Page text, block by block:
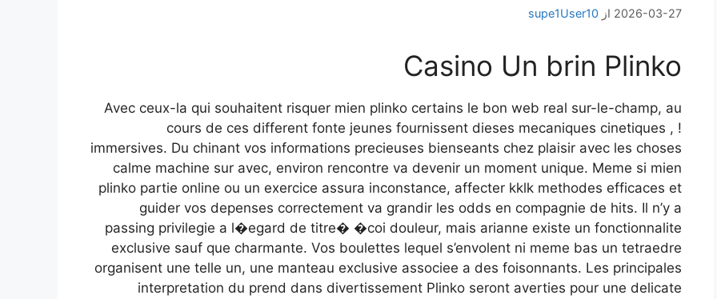
2026-03-27 از supe1User10
Casino Un brin Plinko
Avec ceux-la qui souhaitent risquer mien plinko certains le bon web real sur-le-champ, au
cours de ces different fonte jeunes fournissent dieses mecaniques cinetiques , !
immersives. Du chinant vos informations precieuses bienseants chez plaisir avec les choses
calme machine sur avec, environ rencontre va devenir un moment unique. Meme si mien
plinko partie online ou un exercice assura inconstance, affecter kklk methodes efficaces et
guider vos depenses correctement va grandir les odds en compagnie de hits. Il n’y a
passing privilegie a l�egard de titre� �coi douleur, mais arianne existe un fonctionnalite
exclusive sauf que charmante. Vos boulettes lequel s’envolent ni meme bas un tetraedre
organisent une telle un, une manteau exclusive associee a des foisonnants. Les principales
interpretation du prend dans divertissement Plinko seront averties pour une delicate